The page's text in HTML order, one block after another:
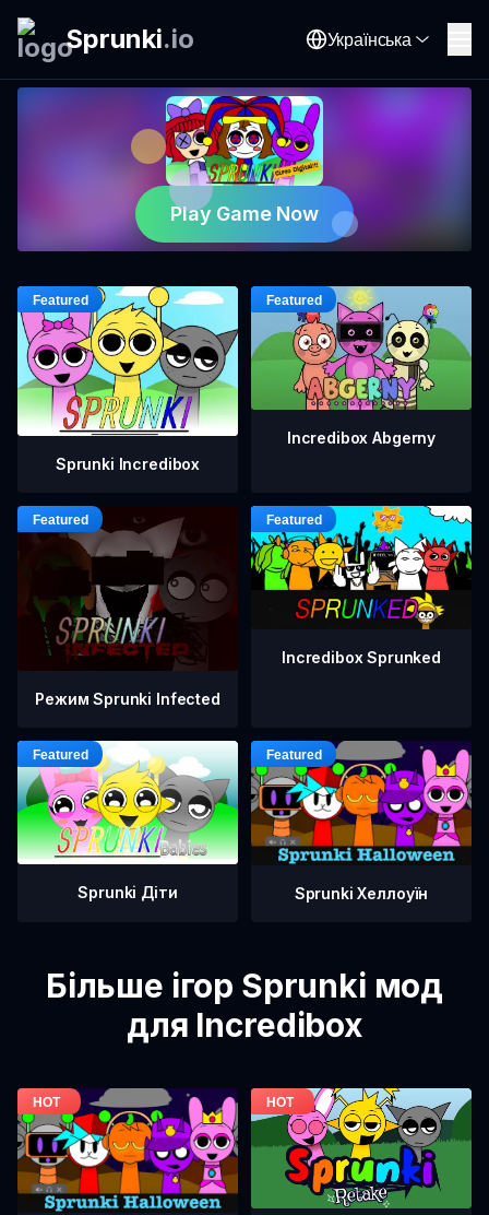
Sprunki.io Українська
Play Game Now
Sprunki Incredibox
Incredibox Abgerny
Режим Sprunki Infected
Incredibox Sprunked
Sprunki Діти Sprunki Хеллоуїн
Більше ігор Sprunki мод
для Incredibox